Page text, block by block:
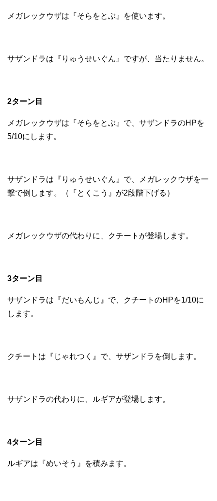
メガレックウザは『そらをとぶ』を使います。
サザンドラは『りゅうせいぐん』ですが、当たりません。
2ターン目
メガレックウザは『そらをとぶ』で、サザンドラのHPを
5/10にします。
サザンドラは『りゅうせいぐん』で、メガレックウザを一
撃で倒します。（『とくこう』が2段階下げる）
メガレックウザの代わりに、クチートが登場します。
3ターン目
サザンドラは『だいもんじ』で、クチートのHPを1/10に
します。
クチートは『じゃれつく』で、サザンドラを倒します。
サザンドラの代わりに、ルギアが登場します。
4ターン目
ルギアは『めいそう』を積みます。